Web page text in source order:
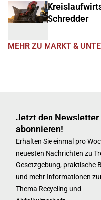
Schredder
MEHR ZU MARKT &
Jetzt den Newsletter
abonnieren!
Erhalten Sie einmal pro
neuesten Nachrichten zu
Gesetzgebung, praktische
und mehr Informationen
Thema Recycling und